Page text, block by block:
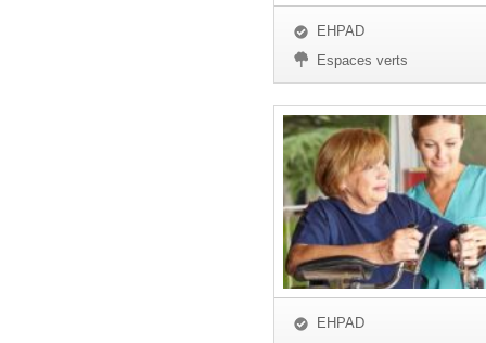
EHPAD
Espaces verts
EHPAD